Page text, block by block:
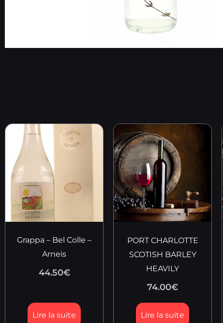
Grappa – Bel Colle –
Arneis
44.50€
Lire la suite
PORT CHARLOTTE
SCOTISH BARLEY
HEAVILY
74.00€
Lire la suite